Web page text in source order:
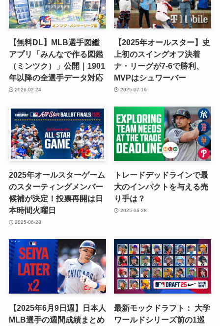
【無料DL】MLB選手図鑑
アプリ「みんなで作る図鑑
（ミンツク）」公開｜1901
年以降の全選手データ対応
2026-02-24
【2025年オールスター】史
上初のスイングオフ決着
ナ・リーグが7-6で勝利、
MVPはシュワーバー
2025-07-16
2025年オールスターゲーム
のスターティングメンバー
候補が決定！投票再開は日
本時間火曜日
2025-06-28
トレードデッドラインで最
大のインパクトを与える売
り手は？
2025-06-28
【2025年6月9日週】日本人
MLB選手の週間成績まとめ
最新モックドラフト： 大学
ワールドシリーズ前の1巡